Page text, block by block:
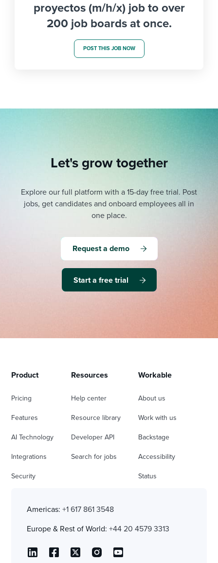
proyectos (m/h/x) job to over
200 job boards at once.
POST THIS JOB NOW
Let's grow together
Explore our full platform with a 15-day free trial. Post
jobs, get candidates and onboard employees all in
one place.
Request a demo
Start a free trial
Product
Pricing
Features
AI Technology
Integrations
Security
Resources
Help center
Resource library
Developer API
Search for jobs
Workable
About us
Work with us
Backstage
Accessibility
Status
Americas: +1 617 861 3548
Europe & Rest of World: +44 20 4579 3313